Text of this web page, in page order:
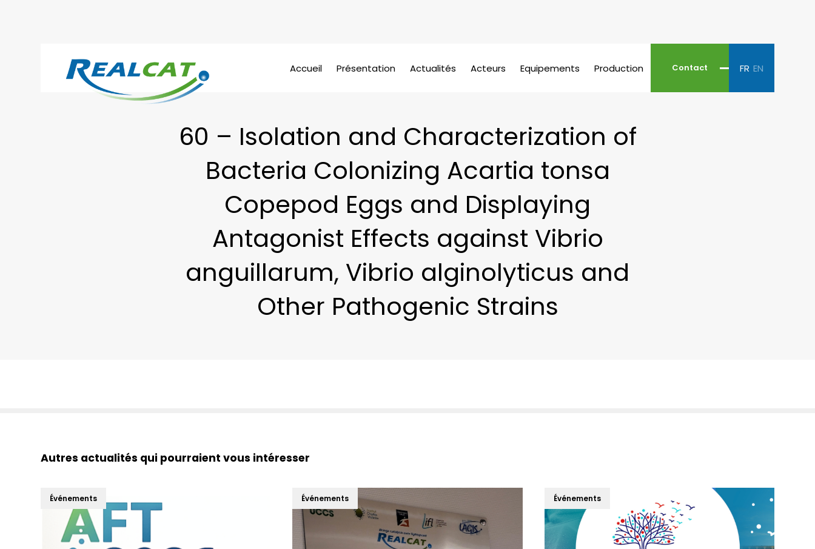
Accueil Présentation Actualités Acteurs Equipements Production Contact FR EN
60 – Isolation and Characterization of
Bacteria Colonizing Acartia tonsa
Copepod Eggs and Displaying
Antagonist Effects against Vibrio
anguillarum, Vibrio alginolyticus and
Other Pathogenic Strains
Autres actualités qui pourraient vous intéresser
Événements Événements Événements